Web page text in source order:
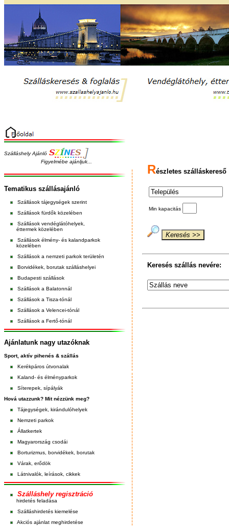
Szálláshely Ajánló
Figyelmébe ajánljuk...
Tematikus szállásajánló
Szállások tájegységek szerint
Szállások fürdők közelében
Szállások vendéglátóhelyek,
éttermek közelében
Szállások élmény- és kalandparkok
közelében
Szállások a nemzeti parkok területén
Borvidékek, borutak szálláshelyei
Budapesti szállások
Szállások a Balatonnál
Szállások a Tisza-tónál
Szállások a Velencei-tónál
Szállások a Fertő-tónál
Ajánlatunk nagy utazóknak
Sport, aktív pihenés & szállás
Kerékpáros útvonalak
Kaland- és élményparkok
Síterepek, sípályák
Hová utazzunk? Mit nézzünk meg?
Tájegységek, kirándulóhelyek
Nemzeti parkok
Állatkertek
Magyarország csodái
Borturizmus, borvidékek, borutak
Várak, erődök
Látnivalók, leírások, cikkek
Szálláshely regisztráció
hirdetés feladása
Szálláshirdetés kiemelése
Akciós ajánlat meghirdetése
Részletes szálláskereső
Min kapacitás
Keresés szállás nevére: